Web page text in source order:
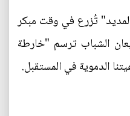
تُزرع في وقت مبكر
الشباب ترسم "خارطة
الدموية في المستقبل.